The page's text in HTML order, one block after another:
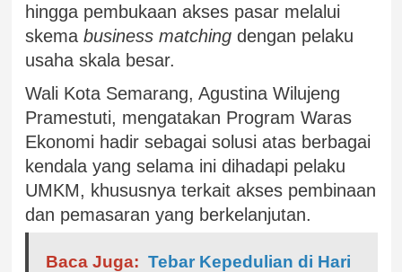
hingga pembukaan akses pasar melalui
skema business matchingdengan pelaku
usaha skala besar.
Wali Kota Semarang, Agustina Wilujeng
Pramestuti, mengatakan Program Waras
Ekonomi hadir sebagai solusi atas berbagai
kendala yang selama ini dihadapi pelaku
UMKM, khususnya terkait akses pembinaan
dan pemasaran yang berkelanjutan.
Baca Juga: Tebar Kepedulian di Hari